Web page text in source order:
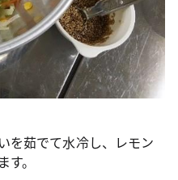
を茹でて水冷し、レモン
。